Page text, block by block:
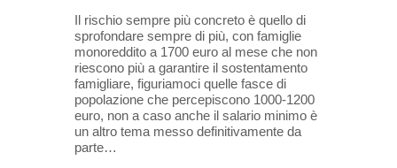
Il rischio sempre più concreto è quello di
sprofondare sempre di più, con famiglie
monoreddito a 1700 euro al mese che non
riescono più a garantire il sostentamento
famigliare, figuriamoci quelle fasce di
popolazione che percepiscono 1000-1200
euro, non a caso anche il salario minimo è
un altro tema messo definitivamente da
parte…